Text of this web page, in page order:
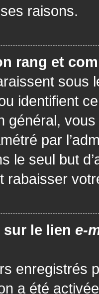
raisons.
rang et
sous
identifient
général,
par
le seul but
rabaisser
le lien e-
enregistrés
a été